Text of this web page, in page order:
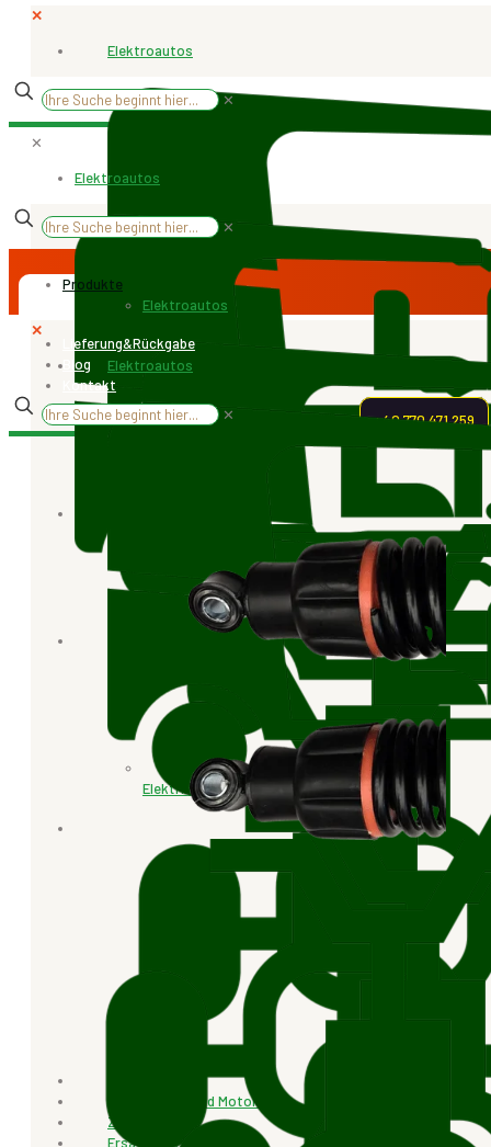
✕
Elektroautos
Elektroroller und Motorräder
Zubehör
Ersatzteile
✕
✕
Elektroautos
✕
Produkte
Elektroautos
Elektr. Lastendreiräder
Lieferung&Rückgabe
Blog
Kontakt
+40.770.471.259
✕
Elektroautos
✕
Hintere Stoßdämpfer mit Feder P1-00
Hintere Stoßdämpfer mit
Feder P1-00